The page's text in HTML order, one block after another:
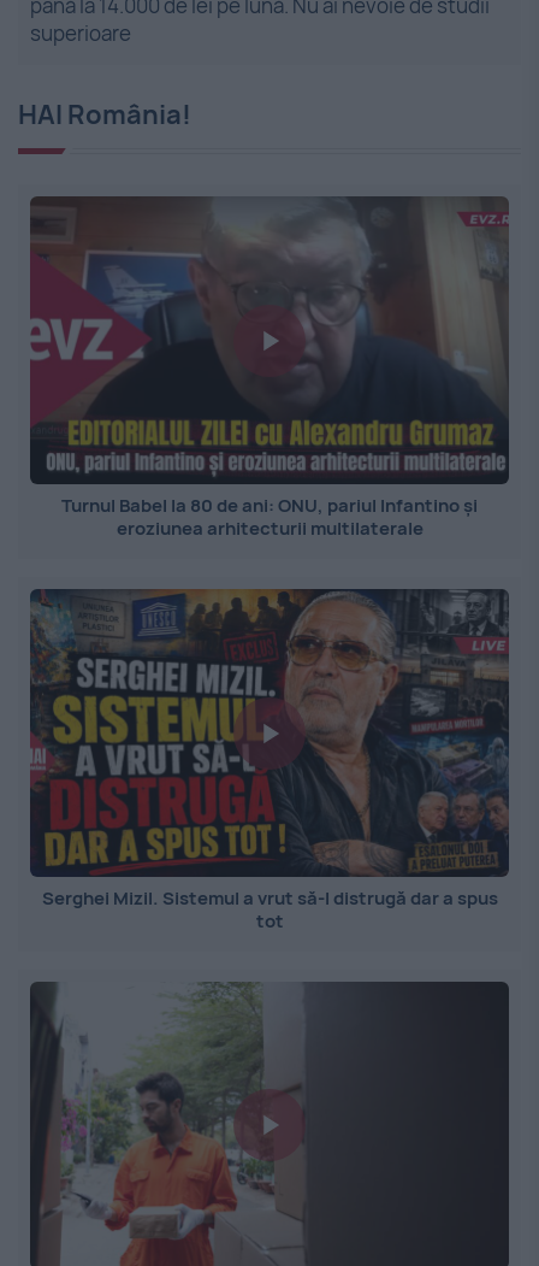
până la 14.000 de lei pe lună. Nu ai nevoie de studii
superioare
HAI România!
Turnul Babel la 80 de ani: ONU, pariul Infantino și
eroziunea arhitecturii multilaterale
Serghei Mizil. Sistemul a vrut să-l distrugă dar a spus
tot